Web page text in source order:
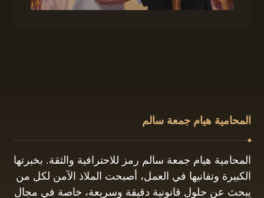
المحامية هيام جمعة سالم
المحامية هيام جمعة سالم رمز للاحترافية والثقة. بخبرتها
الكبيرة وتفانيها في العمل، أصبحت الملاذ الآمن لكل من
يبحث عن حلول قانونية دقيقة وسريعة، خاصة في مجال